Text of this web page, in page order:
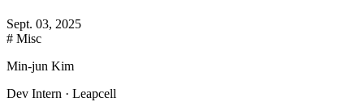
Sept. 03, 2025
# Misc
Min-jun Kim
Dev Intern · Leapcell